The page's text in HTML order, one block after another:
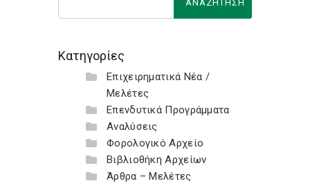
Κατηγορίες
Επιχειρηματικά Νέα /
Μελέτες
Επενδυτικά Προγράμματα
Αναλύσεις
Φορολογικό Αρχείο
Βιβλιοθήκη Αρχείων
Άρθρα – Μελέτες